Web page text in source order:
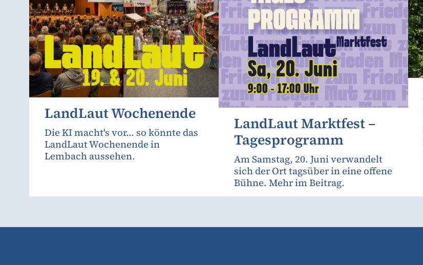
LandLaut Wochenende
Die KI macht's vor... so könnte das
LandLaut Wochenende in
Lembach aussehen.
LandLaut Marktfest –
Tagesprogramm
Am Samstag, 20. Juni verwandelt
sich der Ort tagsüber in eine offene
Bühne. Mehr im Beitrag.